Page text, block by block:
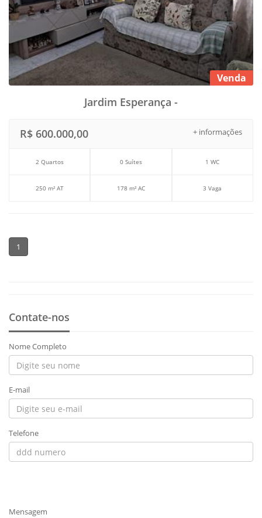
Venda
Jardim Esperança -
+ informações
R$ 600.000,00
2 Quartos 0 Suítes 1 WC
250 m² AT 178 m² AC 3 Vaga
1
Contate-nos
Nome Completo
E-mail
Telefone
Mensagem